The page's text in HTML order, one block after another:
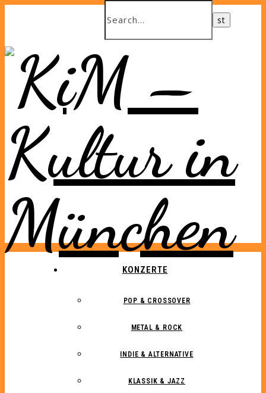
KONZERTE
POP & CROSSOVER
METAL & ROCK
INDIE & ALTERNATIVE
KLASSIK & JAZZ